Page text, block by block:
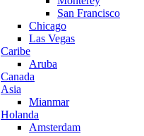
San Francisco
Chicago
Las Vegas
Caribe
Aruba
Canada
Asia
Mianmar
Holanda
Amsterdam